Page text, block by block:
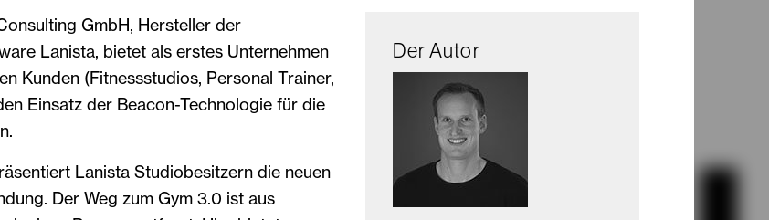
GmbH, Hersteller der
Lanista, bietet als erstes Unternehmen
Kunden (Fitnessstudios, Personal Trainer,
Einsatz der Beacon-Technologie für die
Lanista Studiobesitzern die neuen
Der Weg zum Gym 3.0 ist aus
Der Autor